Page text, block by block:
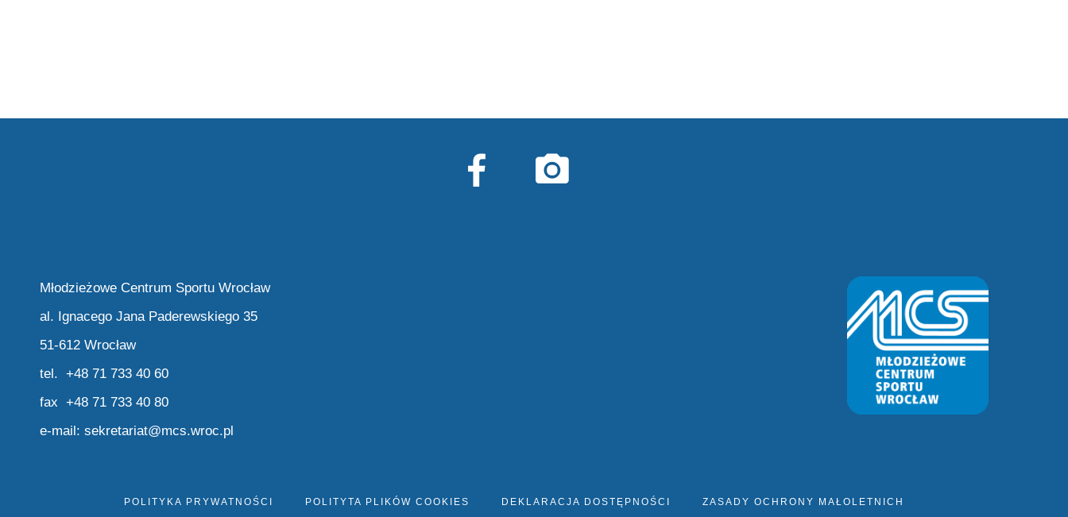
Młodzieżowe Centrum Sportu Wrocław
al. Ignacego Jana Paderewskiego 35
51-612 Wrocław
tel. +48 71 733 40 60
fax +48 71 733 40 80
e-mail: sekretariat@mcs.wroc.pl
POLITYKA PRYWATNOŚCI POLITYTA PLIKÓW COOKIES DEKLARACJA DOSTĘPNOŚCI ZASADY OCHRONY MAŁOLETNICH